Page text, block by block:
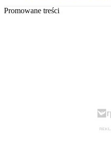
Promowane treści